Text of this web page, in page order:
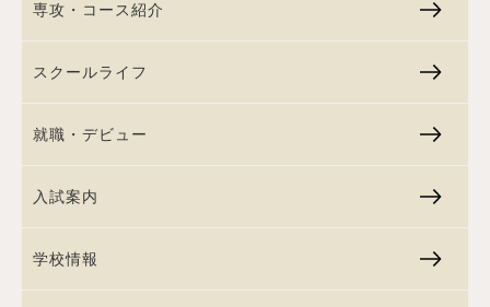
専攻・コース紹介
スクールライフ
就職・デビュー
入試案内
学校情報